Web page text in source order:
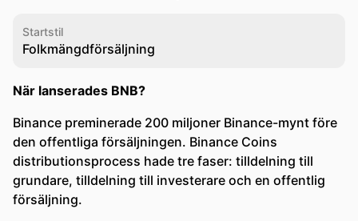
Startstil
Folkmängdförsäljning
När lanserades BNB?
Binance preminerade 200 miljoner Binance-mynt före
den offentliga försäljningen. Binance Coins
distributionsprocess hade tre faser: tilldelning till
grundare, tilldelning till investerare och en offentlig
försäljning.